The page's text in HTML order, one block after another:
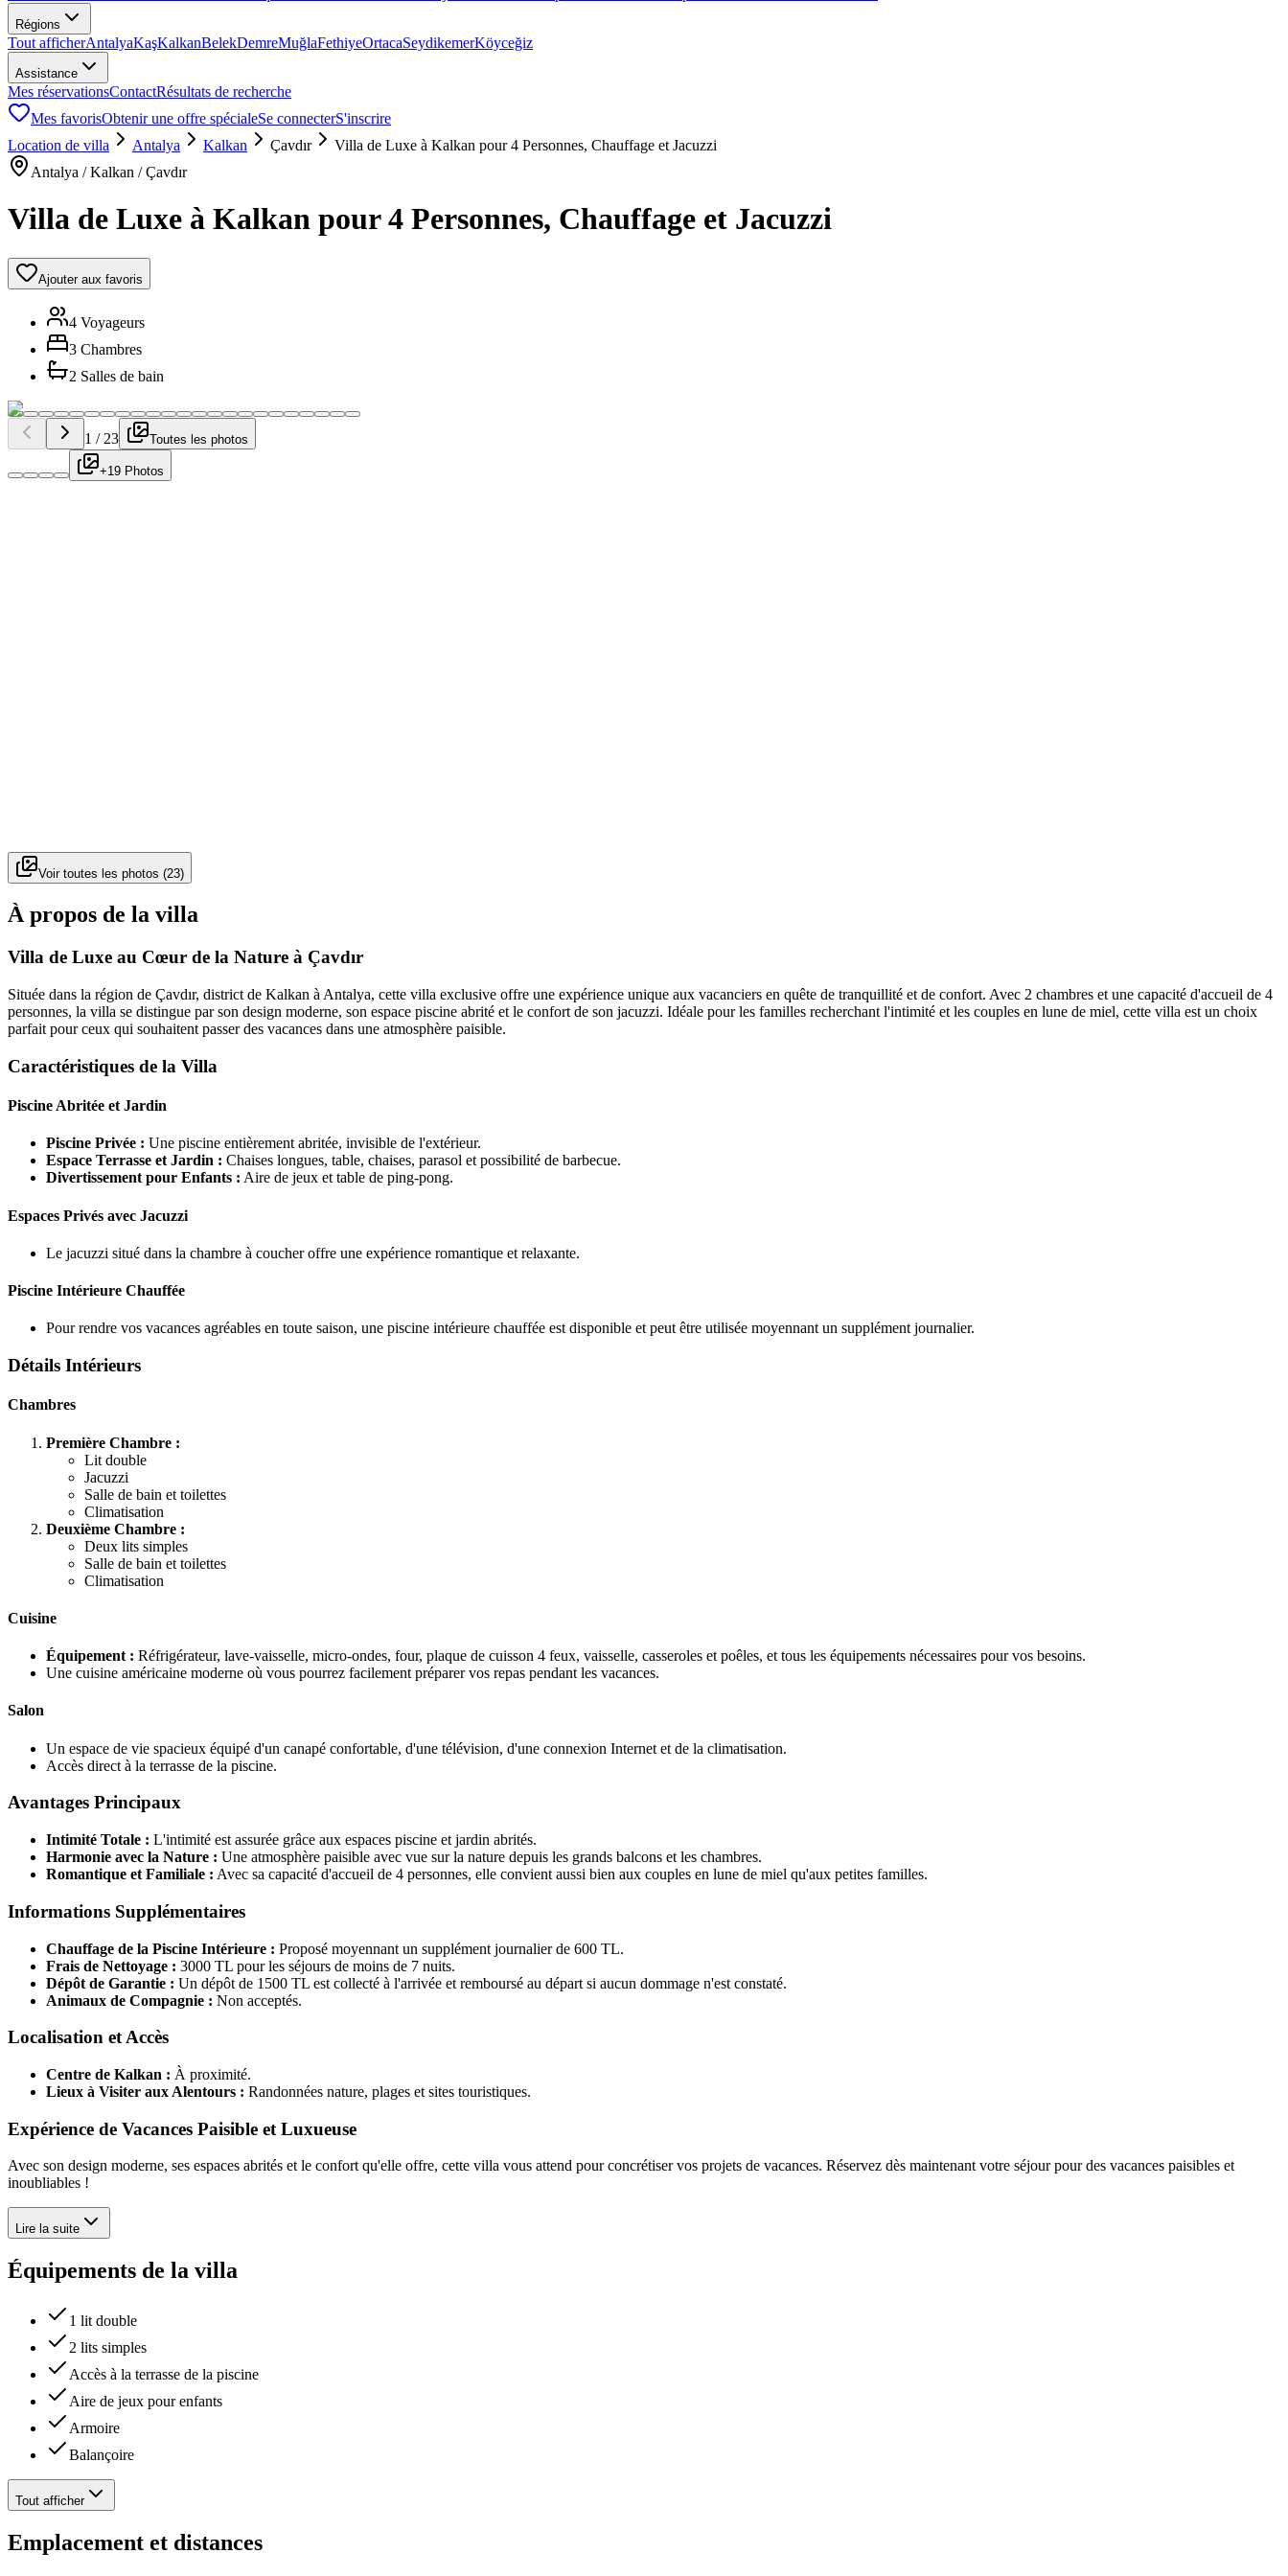
Régions
Tout afficherAntalyaKaşKalkanBelekDemreMuğlaFethiyeOrtacaSeydikemerKöyceğiz
Assistance
Mes réservationsContactRésultats de recherche
Mes favorisObtenir une offre spécialeSe connecterS'inscrire
Location de villa
Antalya Kalkan Çavdır
Villa de Luxe à Kalkan pour 4 Personnes, Chauffage et Jacuzzi
Antalya / Kalkan / Çavdır
Villa de Luxe à Kalkan pour 4 Personnes, Chauffage et Jacuzzi
Ajouter aux favoris
4 Voyageurs
3 Chambres
2 Salles de bain
1 / 23 Toutes les photos
+19 Photos
Voir toutes les photos (23)
À propos de la villa
Villa de Luxe au Cœur de la Nature à Çavdır
Située dans la région de Çavdır, district de Kalkan à Antalya, cette villa exclusive offre une expérience unique aux vacanciers en quête de tranquillité et de confort. Avec 2 chambres et une capacité d'accueil de 4
personnes, la villa se distingue par son design moderne, son espace piscine abrité et le confort de son jacuzzi. Idéale pour les familles recherchant l'intimité et les couples en lune de miel, cette villa est un choix
parfait pour ceux qui souhaitent passer des vacances dans une atmosphère paisible.
Caractéristiques de la Villa
Piscine Abritée et Jardin
Piscine Privée : Une piscine entièrement abritée, invisible de l'extérieur.
Espace Terrasse et Jardin : Chaises longues, table, chaises, parasol et possibilité de barbecue.
Divertissement pour Enfants : Aire de jeux et table de ping-pong.
Espaces Privés avec Jacuzzi
Le jacuzzi situé dans la chambre à coucher offre une expérience romantique et relaxante.
Piscine Intérieure Chauffée
Pour rendre vos vacances agréables en toute saison, une piscine intérieure chauffée est disponible et peut être utilisée moyennant un supplément journalier.
Détails Intérieurs
Chambres
Première Chambre :
Lit double
Jacuzzi
Salle de bain et toilettes
Climatisation
Deuxième Chambre :
Deux lits simples
Salle de bain et toilettes
Climatisation
Cuisine
Équipement : Réfrigérateur, lave-vaisselle, micro-ondes, four, plaque de cuisson 4 feux, vaisselle, casseroles et poêles, et tous les équipements nécessaires pour vos besoins.
Une cuisine américaine moderne où vous pourrez facilement préparer vos repas pendant les vacances.
Salon
Un espace de vie spacieux équipé d'un canapé confortable, d'une télévision, d'une connexion Internet et de la climatisation.
Accès direct à la terrasse de la piscine.
Avantages Principaux
Intimité Totale : L'intimité est assurée grâce aux espaces piscine et jardin abrités.
Harmonie avec la Nature : Une atmosphère paisible avec vue sur la nature depuis les grands balcons et les chambres.
Romantique et Familiale : Avec sa capacité d'accueil de 4 personnes, elle convient aussi bien aux couples en lune de miel qu'aux petites familles.
Informations Supplémentaires
Chauffage de la Piscine Intérieure : Proposé moyennant un supplément journalier de 600 TL.
Frais de Nettoyage : 3000 TL pour les séjours de moins de 7 nuits.
Dépôt de Garantie : Un dépôt de 1500 TL est collecté à l'arrivée et remboursé au départ si aucun dommage n'est constaté.
Animaux de Compagnie : Non acceptés.
Localisation et Accès
Centre de Kalkan : À proximité.
Lieux à Visiter aux Alentours : Randonnées nature, plages et sites touristiques.
Expérience de Vacances Paisible et Luxueuse
Avec son design moderne, ses espaces abrités et le confort qu'elle offre, cette villa vous attend pour concrétiser vos projets de vacances. Réservez dès maintenant votre séjour pour des vacances paisibles et
inoubliables !
Lire la suite
Équipements de la villa
1 lit double
2 lits simples
Accès à la terrasse de la piscine
Aire de jeux pour enfants
Armoire
Balançoire
Tout afficher
Emplacement et distances